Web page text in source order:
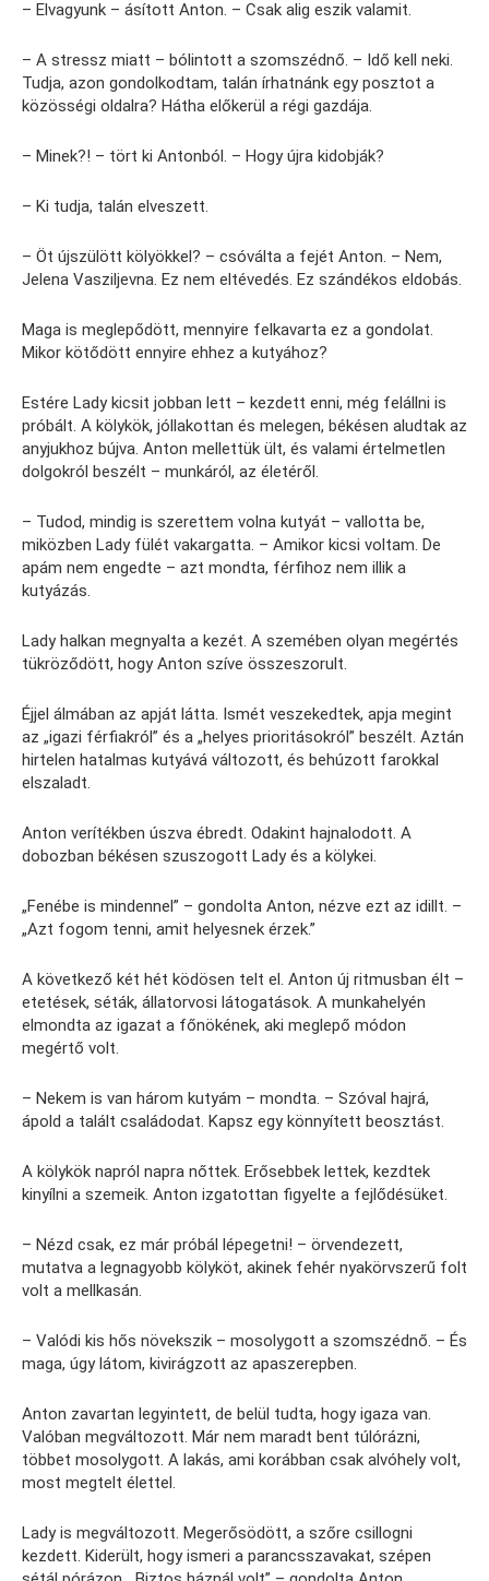
– Elvagyunk – ásított Anton. – Csak alig eszik valamit.
– A stressz miatt – bólintott a szomszédnő. – Idő kell neki.
Tudja, azon gondolkodtam, talán írhatnánk egy posztot a
közösségi oldalra? Hátha előkerül a régi gazdája.
– Minek?! – tört ki Antonból. – Hogy újra kidobják?
– Ki tudja, talán elveszett.
– Öt újszülött kölyökkel? – csóválta a fejét Anton. – Nem,
Jelena Vasziljevna. Ez nem eltévedés. Ez szándékos eldobás.
Maga is meglepődött, mennyire felkavarta ez a gondolat.
Mikor kötődött ennyire ehhez a kutyához?
Estére Lady kicsit jobban lett – kezdett enni, még felállni is
próbált. A kölykök, jóllakottan és melegen, békésen aludtak az
anyjukhoz bújva. Anton mellettük ült, és valami értelmetlen
dolgokról beszélt – munkáról, az életéről.
– Tudod, mindig is szerettem volna kutyát – vallotta be,
miközben Lady fülét vakargatta. – Amikor kicsi voltam. De
apám nem engedte – azt mondta, férfihoz nem illik a
kutyázás.
Lady halkan megnyalta a kezét. A szemében olyan megértés
tükröződött, hogy Anton szíve összeszorult.
Éjjel álmában az apját látta. Ismét veszekedtek, apja megint
az „igazi férfiakról” és a „helyes prioritásokról” beszélt. Aztán
hirtelen hatalmas kutyává változott, és behúzott farokkal
elszaladt.
Anton verítékben úszva ébredt. Odakint hajnalodott. A
dobozban békésen szuszogott Lady és a kölykei.
„Fenébe is mindennel” – gondolta Anton, nézve ezt az idillt. –
„Azt fogom tenni, amit helyesnek érzek.”
A következő két hét ködösen telt el. Anton új ritmusban élt –
etetések, séták, állatorvosi látogatások. A munkahelyén
elmondta az igazat a főnökének, aki meglepő módon
megértő volt.
– Nekem is van három kutyám – mondta. – Szóval hajrá,
ápold a talált családodat. Kapsz egy könnyített beosztást.
A kölykök napról napra nőttek. Erősebbek lettek, kezdtek
kinyílni a szemeik. Anton izgatottan figyelte a fejlődésüket.
– Nézd csak, ez már próbál lépegetni! – örvendezett,
mutatva a legnagyobb kölyköt, akinek fehér nyakörvszerű folt
volt a mellkasán.
– Valódi kis hős növekszik – mosolygott a szomszédnő. – És
maga, úgy látom, kivirágzott az apaszerepben.
Anton zavartan legyintett, de belül tudta, hogy igaza van.
Valóban megváltozott. Már nem maradt bent túlórázni,
többet mosolygott. A lakás, ami korábban csak alvóhely volt,
most megtelt élettel.
Lady is megváltozott. Megerősödött, a szőre csillogni
kezdett. Kiderült, hogy ismeri a parancsszavakat, szépen